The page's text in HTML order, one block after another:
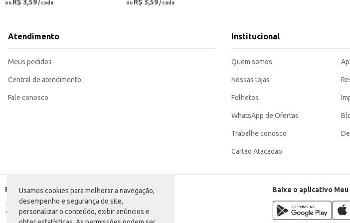
Usamos cookies para melhorar a navegação,
desempenho e segurança do site,
personalizar o conteúdo, exibir anúncios e
ou R$ 3,59/ cada ou R$ 3,59/ cada
Atendimento
Meus pedidos
Central de atendimento
Fale conosco
Institucional
Quem somos
Nossas lojas
Folhetos
WhatsApp de Ofertas
Trabalhe conosco
Cartão Atacadão
Formas de pagamento Baixe o aplicativo Meu